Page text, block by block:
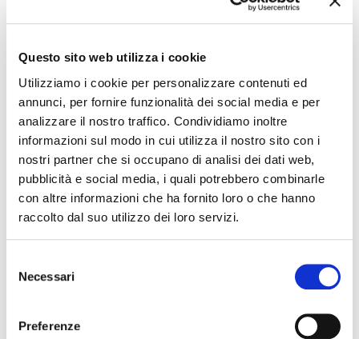
Questo sito web utilizza i cookie
Utilizziamo i cookie per personalizzare contenuti ed
annunci, per fornire funzionalità dei social media e per
analizzare il nostro traffico. Condividiamo inoltre
informazioni sul modo in cui utilizza il nostro sito con i
nostri partner che si occupano di analisi dei dati web,
pubblicità e social media, i quali potrebbero combinarle
con altre informazioni che ha fornito loro o che hanno
raccolto dal suo utilizzo dei loro servizi.
delNecessari
Preferenze
Incontro del gruppo di lettura della Biblioteca Luppi condotto
da Claudia Leprini.
Sabato 30 maggio 2026 – ore 10.30
La Bottega dello Scrittore
Ultimo appuntamento del corso avanzato di scrittura creativa
guidato da Cinzia Brancaleoni.
Gli incontri sono a partecipazione gratuita
, aperto a tutti